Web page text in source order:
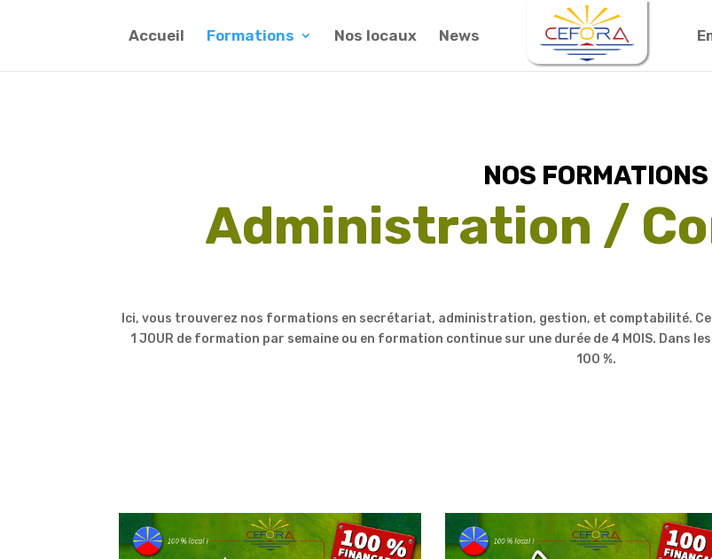
Accueil Formations Nos locaux News
NOS FORMATIONS
Administration /
Ici, vous trouverez nos formations en secrétariat, administration, gestion, et comptabilité.
1 JOUR de formation par semaine ou en formation continue sur une durée de 4 MOIS. Dans
100 %.